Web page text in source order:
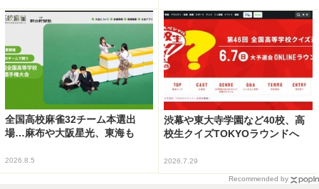
全国高校麻雀32チーム本選出
場…麻布や大阪星光、東海も
2026.8.5
渋幕や東大寺学園など40校、高
校生クイズTOKYOラウンドへ
2026.7.29
Recommended by